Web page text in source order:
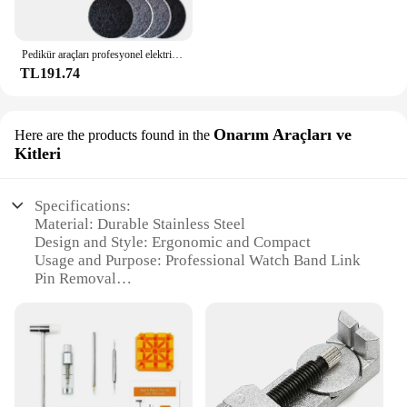
Pedikür araçları profesyonel elektrikli ayak ölü cilt sökücü ayak Scrubber ayak dosya ating topuklar öğütücü için nasır sökücü
TL191.74
Here are the products found in the Onarım Araçları ve
Kitleri
Specifications:
Material: Durable Stainless Steel
Design and Style: Ergonomic and Compact
Usage and Purpose: Professional Watch Band Link
Pin Removal
Parts and Accessories: Includes All Necessary Tools
Applicable People: Ideal for Watch Repair
Professionals